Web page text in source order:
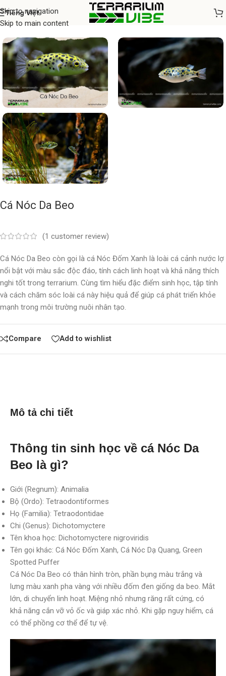
Skip to navigation
Skip to main content
Tiếng Việt
Home/Cá thủy sinh
Cá Nóc Da Beo
(1 customer review)
Cá Nóc Da Beo còn gọi là cá Nóc Đốm Xanh là loài cá cảnh nước lợ
nổi bật với màu sắc độc đáo, tính cách linh hoạt và khả năng thích
nghi tốt trong terrarium. Cùng tìm hiểu đặc điểm sinh học, tập tính
và cách chăm sóc loài cá này hiệu quả để giúp cá phát triển khỏe
mạnh trong môi trường nuôi nhân tạo.
Compare Add to wishlist
Mô tả chi tiết
Thông tin sinh học về cá Nóc Da
Beo là gì?
Giới (Regnum): Animalia
Bộ (Ordo): Tetraodontiformes
Họ (Familia): Tetraodontidae
Chi (Genus): Dichotomyctere
Tên khoa học: Dichotomyctere nigroviridis
Tên gọi khác: Cá Nóc Đốm Xanh, Cá Nóc Dạ Quang, Green
Spotted Puffer
Cá Nóc Da Beo có thân hình tròn, phần bụng màu trắng và
lưng màu xanh pha vàng với nhiều đốm đen giống da beo. Mắt
lớn, di chuyển linh hoạt. Miệng nhỏ nhưng răng rất cứng, có
khả năng cắn vỡ vỏ ốc và giáp xác nhỏ. Khi gặp nguy hiểm, cá
có thể phồng cơ thể để tự vệ.